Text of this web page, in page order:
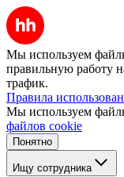
Мы используем
правильную работу
трафик.
Правила
Мы используем
файлов cookie
Понятно
Ищу сотрудника